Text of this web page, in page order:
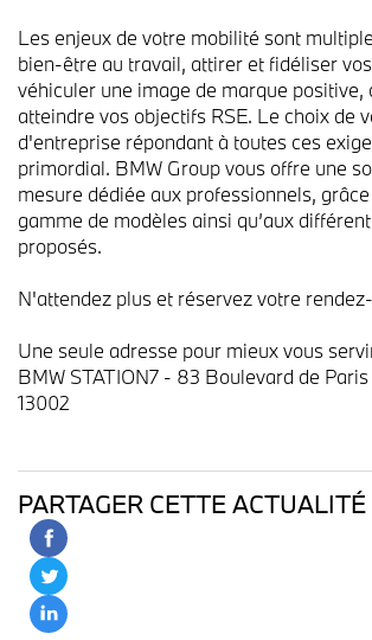
Les enjeux de votre mobilité sont
bien-être au travail, attirer et fidéliser
véhiculer une image de marque positive,
atteindre vos objectifs RSE. Le choix de
d'entreprise répondant à toutes ces
primordial. BMW Group vous offre une
mesure dédiée aux professionnels,
gamme de modèles ainsi qu’aux
proposés.
N'attendez plus et réservez votre
Une seule adresse pour mieux vous
BMW STATION7 - 83 Boulevard de
13002
PARTAGER CETTE ACTUALITÉ